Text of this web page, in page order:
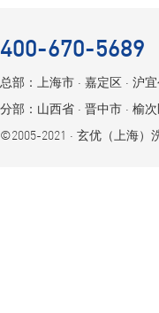
400-670-5689
总部：上海市 ⋅ 嘉定区 ⋅ 沪
分部：山西省 ⋅ 晋中市 ⋅ 榆
©2005-2021 ⋅ 玄优（上海）